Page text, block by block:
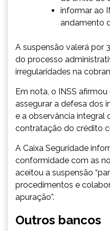
informar ao
andamento
A suspensão valerá por
do processo
irregularidades na
Em nota, o INSS
assegurar a defesa dos
e a observância integral
contratação do crédito
A Caixa Seguridade
conformidade com as
aceitou a suspensão
procedimentos e
apuração”.
Outros bancos